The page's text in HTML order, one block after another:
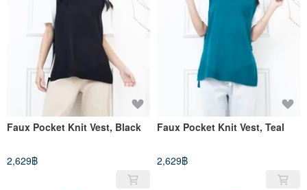
Faux Pocket Knit Vest, Black
2,629฿
Faux Pocket Knit Vest, Teal
2,629฿